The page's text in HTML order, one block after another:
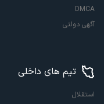
DMCA
آگهی دولتی
تیم های داخلی
استقلال